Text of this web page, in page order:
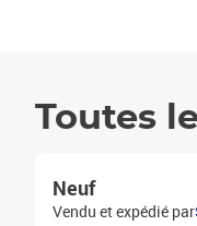
Toutes
Neuf
Vendu et expédié par